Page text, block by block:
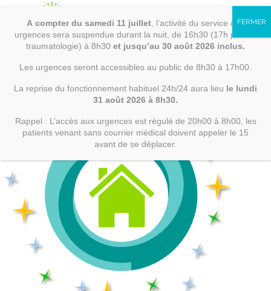
content
02 40 09 44 00
contact@ch-RECHERCHER
ÉTABLISSEMENT
PRÉSENTATION
DÉMARCHE QUALITÉ ET
CERTIFICATIONS
PARTENAIRES
CHIFFRES CLÉS
ACTUALITÉS
RECRUTEMENT
INFORMATIONS LÉGALES
NOUS CONTACTER
A compter du samedi 11 juillet , l’activité du service des
urgences sera suspendue durant la nuit, de 16h30 (17h pour la
traumatologie) à 8h30 et jusqu’au 30 août 2026 inclus.
Les urgences seront accessibles au public de 8h30 à 17h00.
La reprise du fonctionnement habituel 24h/24 aura lieu le lundi
31 août 2026 à 8h30.
Rappel : L’accès aux urgences est régulé de 20h00 à 8h00, les
patients venant sans courrier médical doivent appeler le 15
avant de se déplacer.